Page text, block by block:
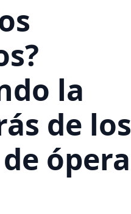
la
de los
ópera